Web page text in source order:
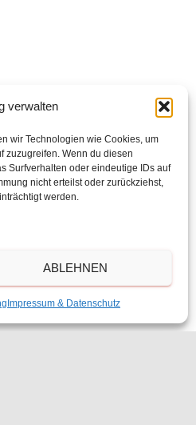
verwalten
wir Technologien wie Cookies, um
zuzugreifen. Wenn du diesen
Surfverhalten oder eindeutige IDs auf
nicht erteilst oder zurückziehst,
werden.
ABLEHNEN
Impressum & Datenschutz